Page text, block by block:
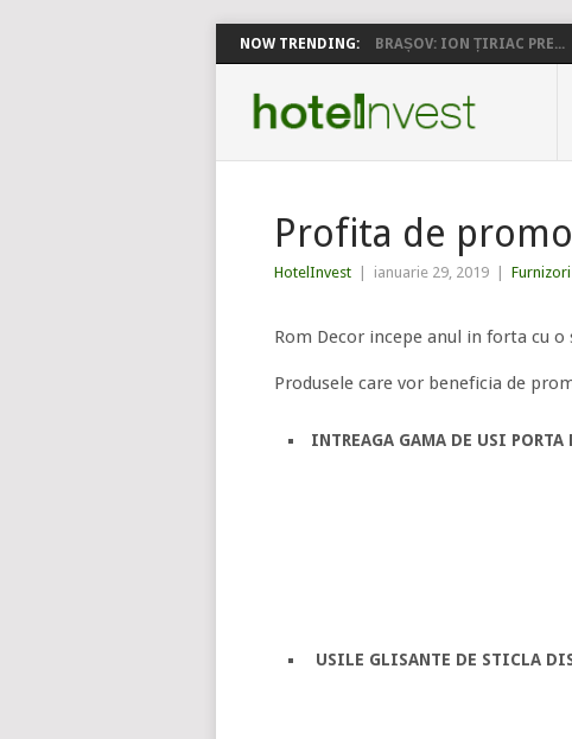
NOW TRENDING: BRAȘOV: ION ȚIRIAC PRE...
Profita de
HotelInvest ianuarie 29, 2019 Furnizori
Rom Decor incepe anul in forta cu o
Produsele care vor beneficia de
INTREAGA GAMA DE USI
USILE GLISANTE DE STICLA